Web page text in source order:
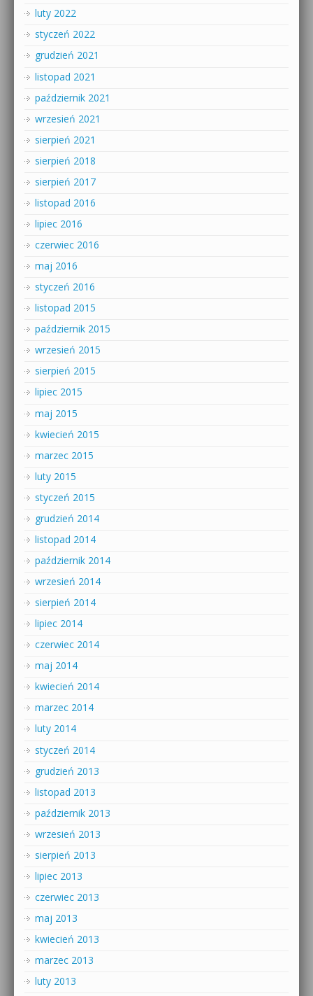
luty 2022
styczeń 2022
grudzień 2021
listopad 2021
październik 2021
wrzesień 2021
sierpień 2021
sierpień 2018
sierpień 2017
listopad 2016
lipiec 2016
czerwiec 2016
maj 2016
styczeń 2016
listopad 2015
październik 2015
wrzesień 2015
sierpień 2015
lipiec 2015
maj 2015
kwiecień 2015
marzec 2015
luty 2015
styczeń 2015
grudzień 2014
listopad 2014
październik 2014
wrzesień 2014
sierpień 2014
lipiec 2014
czerwiec 2014
maj 2014
kwiecień 2014
marzec 2014
luty 2014
styczeń 2014
grudzień 2013
listopad 2013
październik 2013
wrzesień 2013
sierpień 2013
lipiec 2013
czerwiec 2013
maj 2013
kwiecień 2013
marzec 2013
luty 2013